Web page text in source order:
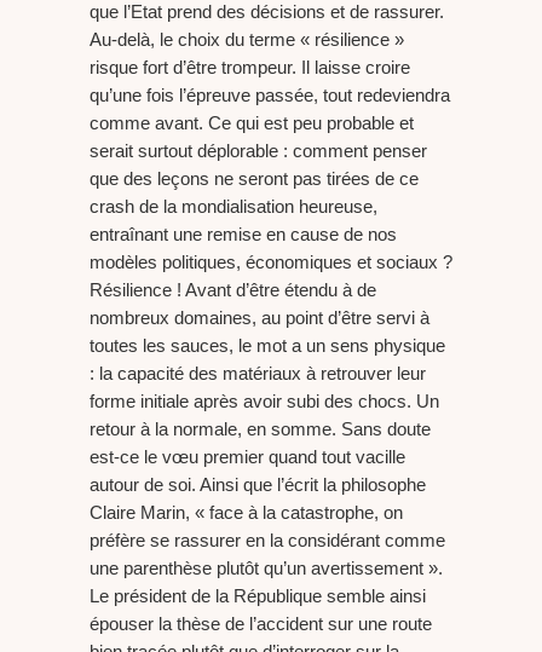
que l’Etat prend des décisions et de rassurer.
Au-delà, le choix du terme « résilience »
risque fort d’être trompeur. Il laisse croire
qu’une fois l’épreuve passée, tout redeviendra
comme avant. Ce qui est peu probable et
serait surtout déplorable : comment penser
que des leçons ne seront pas tirées de ce
crash de la mondialisation heureuse,
entraînant une remise en cause de nos
modèles politiques, économiques et sociaux ?
Résilience ! Avant d’être étendu à de
nombreux domaines, au point d’être servi à
toutes les sauces, le mot a un sens physique
: la capacité des matériaux à retrouver leur
forme initiale après avoir subi des chocs. Un
retour à la normale, en somme. Sans doute
est-ce le vœu premier quand tout vacille
autour de soi. Ainsi que l’écrit la philosophe
Claire Marin, « face à la catastrophe, on
préfère se rassurer en la considérant comme
une parenthèse plutôt qu’un avertissement ».
Le président de la République semble ainsi
épouser la thèse de l’accident sur une route